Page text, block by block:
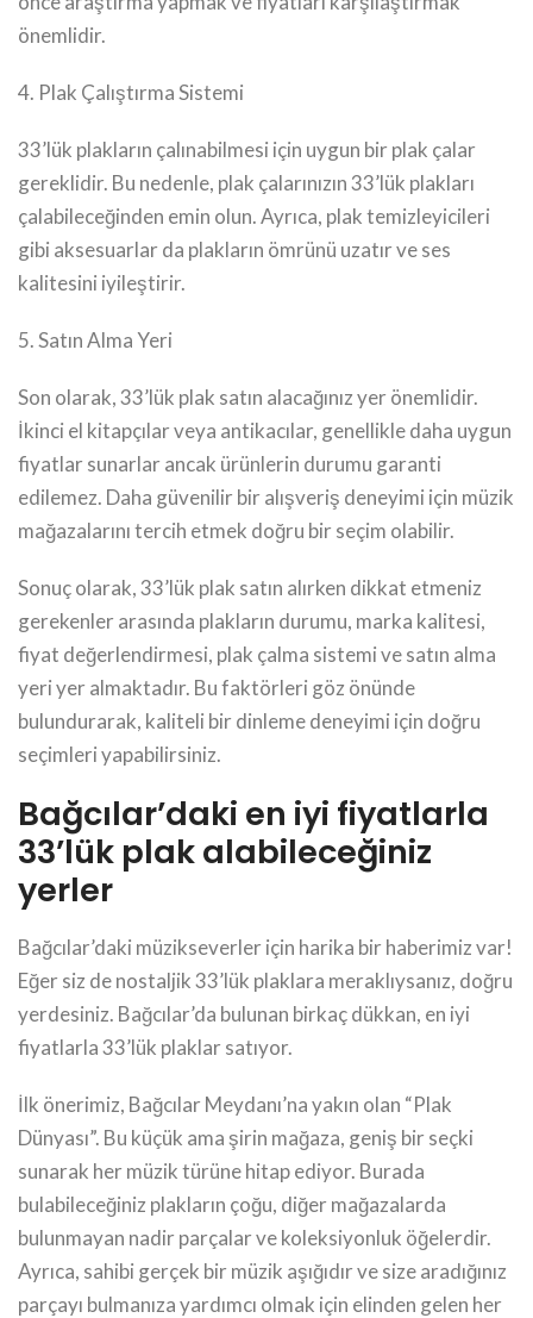
önemlidir.
4. Plak Çalıştırma Sistemi
33’lük plakların çalınabilmesi için uygun bir plak çalar
gereklidir. Bu nedenle, plak çalarınızın 33’lük plakları
çalabileceğinden emin olun. Ayrıca, plak temizleyicileri
gibi aksesuarlar da plakların ömrünü uzatır ve ses
kalitesini iyileştirir.
5. Satın Alma Yeri
Son olarak, 33’lük plak satın alacağınız yer önemlidir.
İkinci el kitapçılar veya antikacılar, genellikle daha uygun
fiyatlar sunarlar ancak ürünlerin durumu garanti
edilemez. Daha güvenilir bir alışveriş deneyimi için müzik
mağazalarını tercih etmek doğru bir seçim olabilir.
Sonuç olarak, 33’lük plak satın alırken dikkat etmeniz
gerekenler arasında plakların durumu, marka kalitesi,
fiyat değerlendirmesi, plak çalma sistemi ve satın alma
yeri yer almaktadır. Bu faktörleri göz önünde
bulundurarak, kaliteli bir dinleme deneyimi için doğru
seçimleri yapabilirsiniz.
Bağcılar’daki en iyi fiyatlarla
33’lük plak alabileceğiniz
yerler
Bağcılar’daki müzikseverler için harika bir haberimiz var!
Eğer siz de nostaljik 33’lük plaklara meraklıysanız, doğru
yerdesiniz. Bağcılar’da bulunan birkaç dükkan, en iyi
fiyatlarla 33’lük plaklar satıyor.
İlk önerimiz, Bağcılar Meydanı’na yakın olan “Plak
Dünyası”. Bu küçük ama şirin mağaza, geniş bir seçki
sunarak her müzik türüne hitap ediyor. Burada
bulabileceğiniz plakların çoğu, diğer mağazalarda
bulunmayan nadir parçalar ve koleksiyonluk öğelerdir.
Ayrıca, sahibi gerçek bir müzik aşığıdır ve size aradığınız
parçayı bulmanıza yardımcı olmak için elinden gelen her